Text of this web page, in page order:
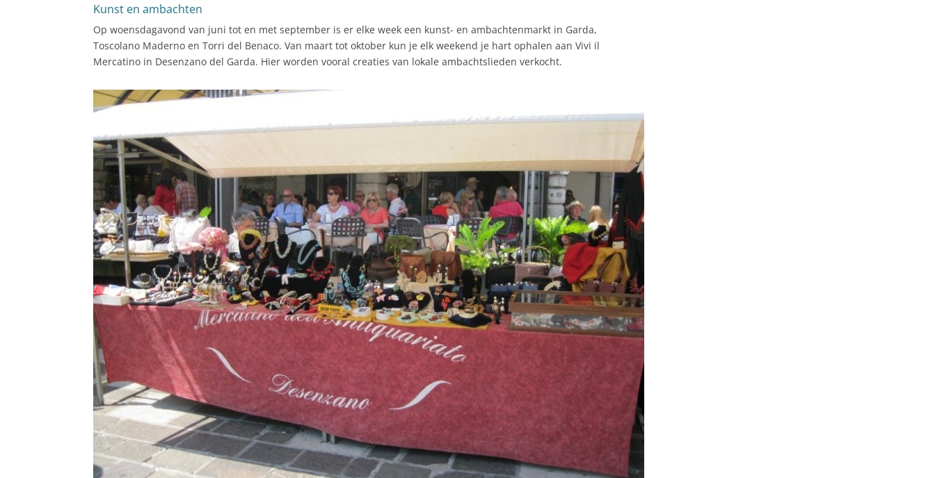
Kunst en ambachten
Op woensdagavond van juni tot en met september is er elke week een kunst- en ambachtenmarkt in Garda,
Toscolano Maderno en Torri del Benaco. Van maart tot oktober kun je elk weekend je hart ophalen aan Vivi il
Mercatino in Desenzano del Garda. Hier worden vooral creaties van lokale ambachtslieden verkocht.